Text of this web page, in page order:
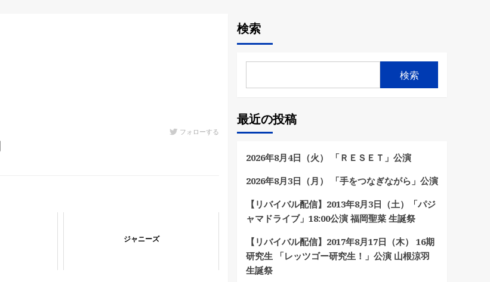
フォローする
ジャニーズ
検索
検索
最近の投稿
2026年8月4日（火） 「ＲＥＳＥＴ」公演
2026年8月3日（月） 「手をつなぎながら」公演
【リバイバル配信】2013年8月3日（土）「パジ
ャマドライブ」18:00公演 福岡聖菜 生誕祭
【リバイバル配信】2017年8月17日（木） 16期
研究生 「レッツゴー研究生！」公演 山根涼羽
生誕祭